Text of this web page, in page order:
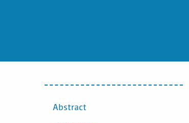
SISÄLTÖ
Abstract